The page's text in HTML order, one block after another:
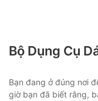
Bộ Dụng Cụ
Bạn đang ở đúng nơi
giờ bạn đã biết rằng,